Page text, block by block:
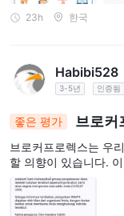
23h 한국
Habibi528
3-5년 인증됨
좋은 평가 브로커
브로커프로렉스는 우
할 의향이 있습니다.